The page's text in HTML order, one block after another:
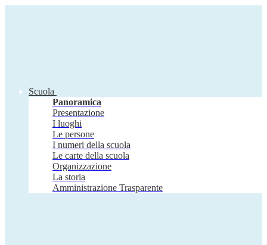
Scuola
Panoramica
Presentazione
I luoghi
Le persone
I numeri della scuola
Le carte della scuola
Organizzazione
La storia
Amministrazione Trasparente